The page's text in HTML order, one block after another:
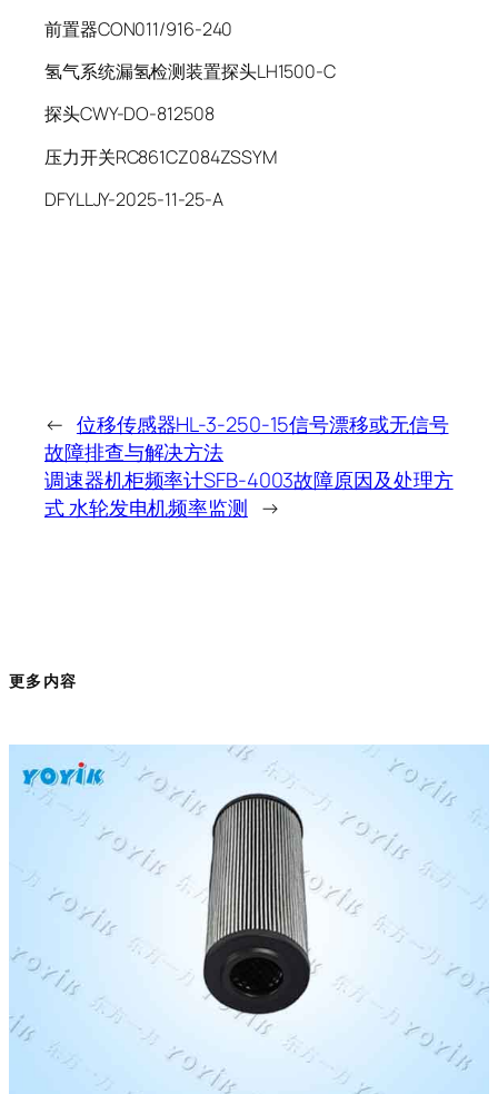
前置器CON011/916-240
氢气系统漏氢检测装置探头LH1500-C
探头CWY-DO-812508
压力开关RC861CZ084ZSSYM
DFYLLJY-2025-11-25-A
← 位移传感器HL-3-250-15信号漂移或无信号
故障排查与解决方法
调速器机柜频率计SFB-4003故障原因及处理方
式 水轮发电机频率监测 →
更多内容